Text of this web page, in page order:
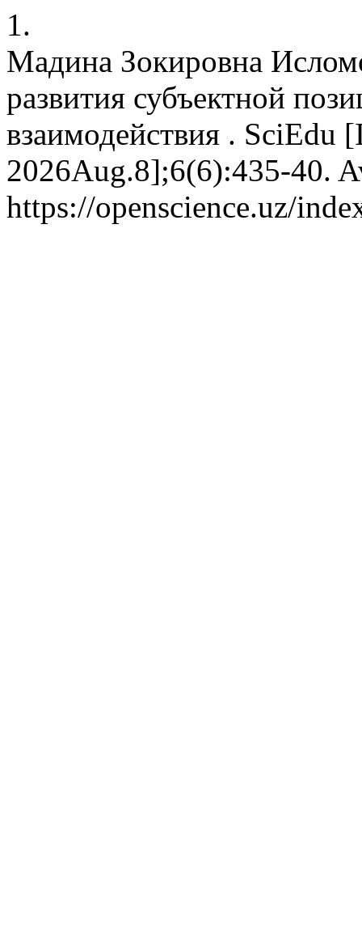
1.
Мадина Зокировна
развития субъектной
взаимодействия . SciEdu
2026Aug.8];6(6):435-40.
https://openscience.uz/